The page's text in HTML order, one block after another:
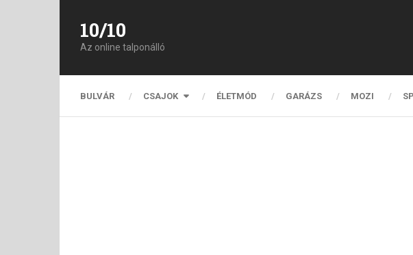
10/10
Az online talponálló
BULVÁR CSAJOK ÉLETMÓD GARÁZS MOZI